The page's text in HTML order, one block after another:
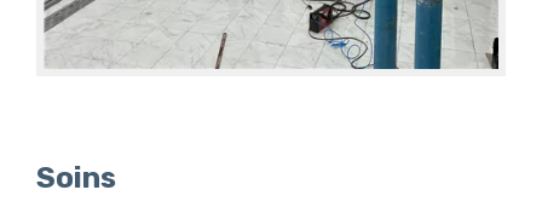
Soins